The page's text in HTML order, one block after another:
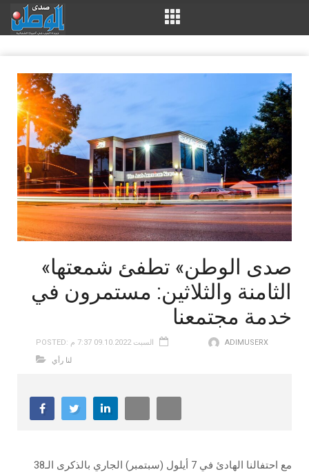
«صدى الوطن» تطفئ شمعتها
الثامنة والثلاثين: مستمرون في
خدمة مجتمعنا
POSTED: السبت 09.10.2022 7:37 م
ADIMUSERX
لنا رأي
مع احتفالنا الهادئ في 7 أيلول (سبتمبر) الجاري بالذكرى الـ38